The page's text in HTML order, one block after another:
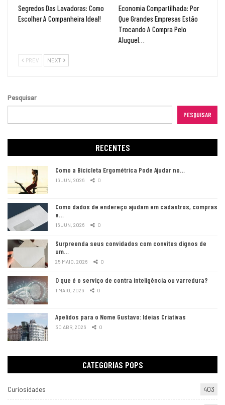
Segredos Das Lavadoras: Como
Escolher A Companheira Ideal!
Economia Compartilhada: Por
Que Grandes Empresas Estão
Trocando A Compra Pelo
Aluguel…
PREV NEXT
Pesquisar
PESQUISAR
RECENTES
Como a Bicicleta Ergométrica Pode Ajudar no…
16 JUN, 2026 0
Como dados de endereço ajudam em cadastros, compras
e…
16 JUN, 2026 0
Surpreenda seus convidados com convites dignos de
um…
25 MAIO, 2026 0
O que é o serviço de contra inteligência ou varredura?
1 MAIO, 2026 0
Apelidos para o Nome Gustavo: Ideias Criativas
30 ABR, 2026 0
CATEGORIAS POPS
Curiosidades 403